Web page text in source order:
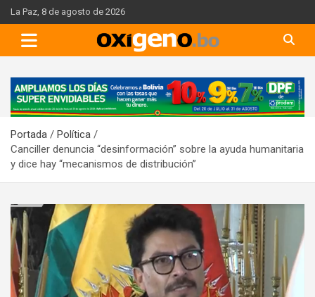
Skip
to
content
La Paz, 8 de agosto de 2026
A
d
e
r
t
s
e
m
e
n
Portada
Política
Canciller denuncia “desinformación” sobre la ayuda humanitaria
y dice hay “mecanismos de distribución”